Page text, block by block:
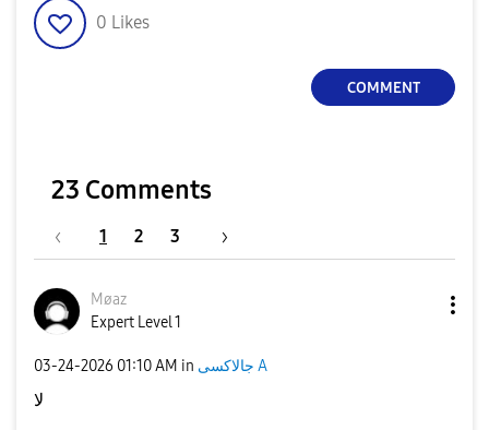
0 Likes
COMMENT
23 Comments
1 2 3
Møaz
Expert Level 1
‎03-24-2026 01:10 AM in جالاكسى A
لا